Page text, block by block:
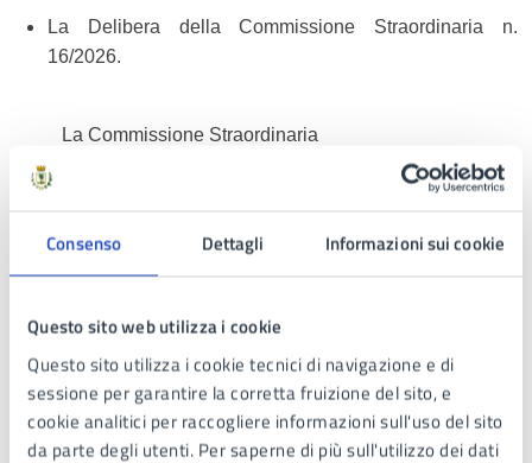
Consenso Dettagli Informazioni sui cookie
Questo sito web utilizza i cookie
Questo sito utilizza i cookie tecnici di navigazione e di
sessione per garantire la corretta fruizione del sito, e
cookie analitici per raccogliere informazioni sull'uso del sito
da parte degli utenti. Per saperne di più sull'utilizzo dei dati
La Delibera della Commissione Straordinaria n.
16/2026.
La Commissione Straordinaria
Allegati
AVVISO Definizione Agevolata Entrate
Comunali.pdf